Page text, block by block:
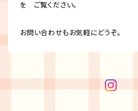
を ご覧ください。
お問い合わせもお気軽にどうぞ。